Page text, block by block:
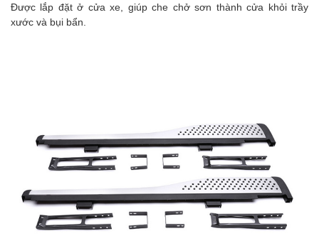
Được lắp đặt ở cửa xe, giúp che chở sơn thành cửa khỏi trầy
xước và bụi bẩn.